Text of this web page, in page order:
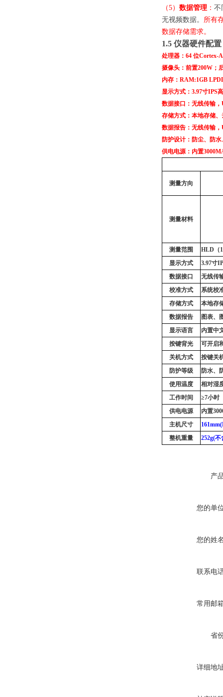
（5） 数据管理 ： 不
无视频数据。 所有
数据存储需求。
1.5 仪器硬件配置
处理器： 64 位Cortex-
摄像头： 前置200W；
内存： RAM:1GB
显示方式 ： 3.97寸IPS
数据接口 ： 无线传输，
存储方式 ：本地存储、
数据报告： 无线传输，
防护设计 ： 防尘、防
供电电源： 内置
测量方向
测量材料
测量范围
HLD（
显示方式
3.97寸
数据接口
无线传
校准方式
系统校
存储方式
本地存
数据报告
图表、
显示语言
内置中
按键背光
可开启
关机方式
按键关
防护等级
防水、
使用温度
相对湿
工作时间
≥7小时
供电电源
内置
主机尺寸
整机重量
252g(不
产
您的单
您的姓
联系电
常用邮
省
详细地